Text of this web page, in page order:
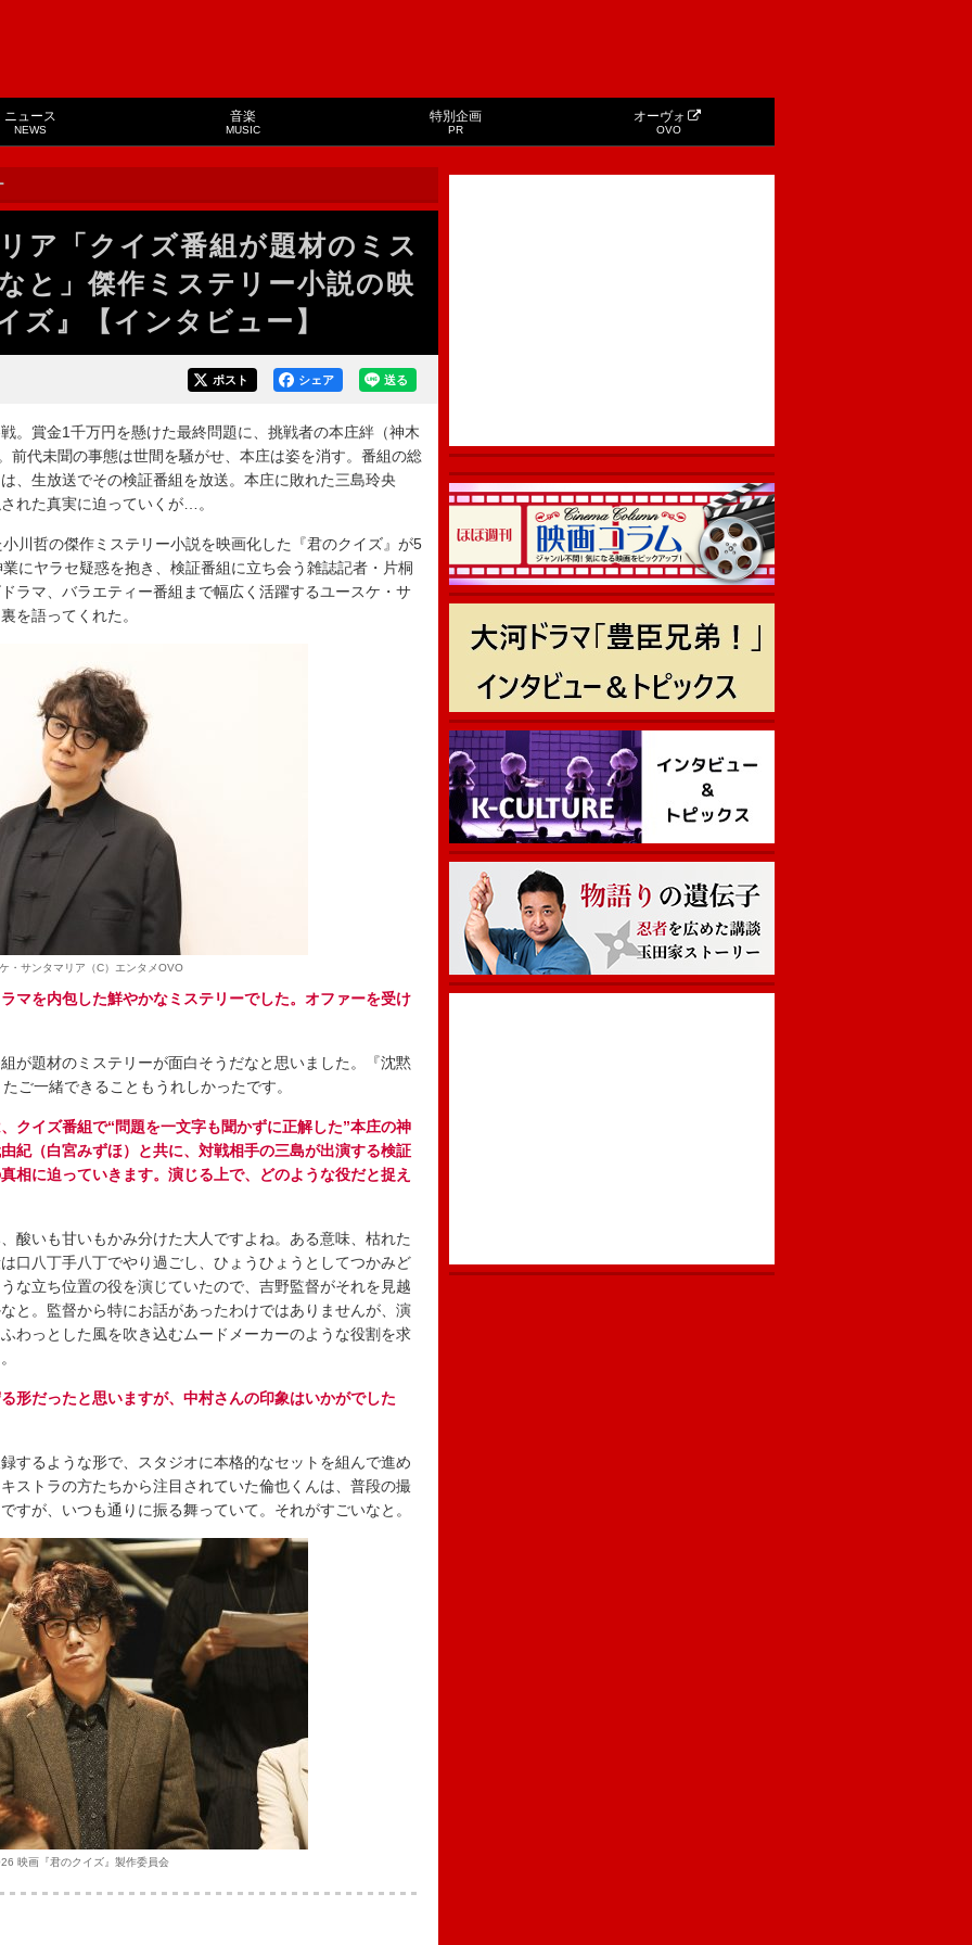
ニュース
NEWS
音楽
MUSIC
特別企画
PR
オーヴォ
OVO
ア「クイズ番組が題材のミス
と」傑作ミステリー小説の映
ズ』【インタビュー】
送る
シェア
ポスト
賞金1千万円を懸けた最終問題に、挑戦者の本庄絆（神木
前代未聞の事態は世間を騒がせ、本庄は姿を消す。番組の総
、生放送でその検証番組を放送。本庄に敗れた三島玲央
れた真実に迫っていくが…。
哲の傑作ミステリー小説を映画化した『君のクイズ』が5
にヤラセ疑惑を抱き、検証番組に立ち会う雑誌記者・片桐
ラマ、バラエティー番組まで幅広く活躍するユースケ・サ
を語ってくれた。
・サンタマリア（C）エンタメOVO
マを内包した鮮やかなミステリーでした。オファーを受け
題材のミステリーが面白そうだなと思いました。『沈黙
ご一緒できることもうれしかったです。
クイズ番組で“問題を一文字も聞かずに正解した”本庄の神
紀（白宮みずほ）と共に、対戦相手の三島が出演する検証
相に迫っていきます。演じる上で、どのような役だと捉え
いも甘いもかみ分けた大人ですよね。ある意味、枯れた
口八丁手八丁でやり過ごし、ひょうひょうとしてつかみど
な立ち位置の役を演じていたので、吉野監督がそれを見越
と。監督から特にお話があったわけではありませんが、演
わっとした風を吹き込むムードメーカーのような役割を求
形だったと思いますが、中村さんの印象はいかがでした
るような形で、スタジオに本格的なセットを組んで進め
ストラの方たちから注目されていた倫也くんは、普段の撮
すが、いつも通りに振る舞っていて。それがすごいなと。
映画『君のクイズ』製作委員会